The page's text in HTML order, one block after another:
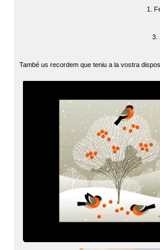
1.
3.
També us recordem que teniu a la vostra